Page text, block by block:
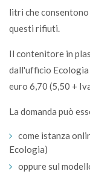
litri che
questi rifiuti.
Il contenitore in
dall'ufficio Ecologia
euro 6,70 (5,50 +
La domanda può
come istanza
Ecologia)
oppure sul